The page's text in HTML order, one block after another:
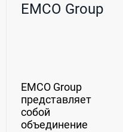
EMCO Group
EMCO Group
представляет
собой
объединение